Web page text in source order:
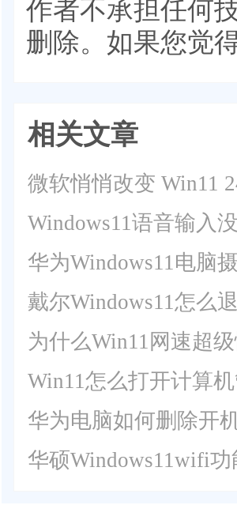
作者不承担任何
删除。如果您觉
相关文章